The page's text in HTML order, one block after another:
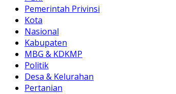
Pemerintah Privinsi
Kota
Nasional
Kabupaten
MBG & KDKMP
Politik
Desa & Kelurahan
Pertanian